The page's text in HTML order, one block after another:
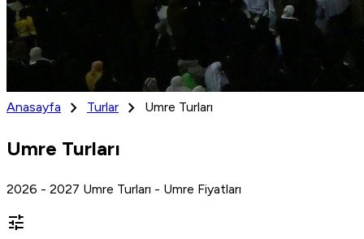
Anasayfa chevron_right Turlar chevron_right Umre Turları
Umre Turları
2026 - 2027 Umre Turları - Umre Fiyatları
tune